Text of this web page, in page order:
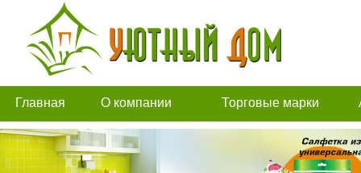
Главная О компании Торговые марки